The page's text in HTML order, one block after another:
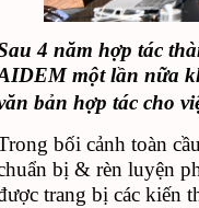
4 năm hợp tác
một lần nữa
bản hợp tác cho
bối cảnh toàn
bị & rèn luyện
trang bị các kiến